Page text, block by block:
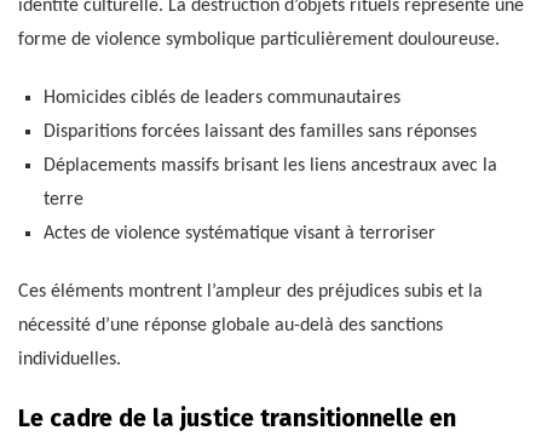
identité culturelle. La destruction d’objets rituels représente une
forme de violence symbolique particulièrement douloureuse.
Homicides ciblés de leaders communautaires
Disparitions forcées laissant des familles sans réponses
Déplacements massifs brisant les liens ancestraux avec la
terre
Actes de violence systématique visant à terroriser
Ces éléments montrent l’ampleur des préjudices subis et la
nécessité d’une réponse globale au-delà des sanctions
individuelles.
Le cadre de la justice transitionnelle en